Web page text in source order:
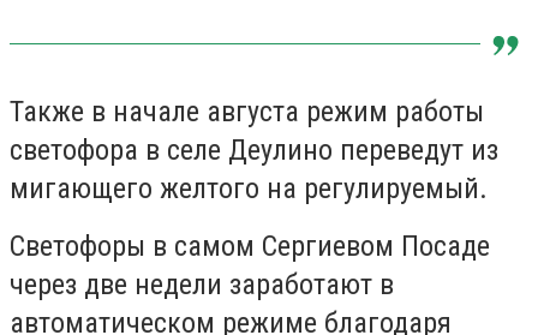
Также в начале августа режим работы
светофора в селе Деулино переведут из
мигающего желтого на регулируемый.
Светофоры в самом Сергиевом Посаде
через две недели заработают в
автоматическом режиме благодаря